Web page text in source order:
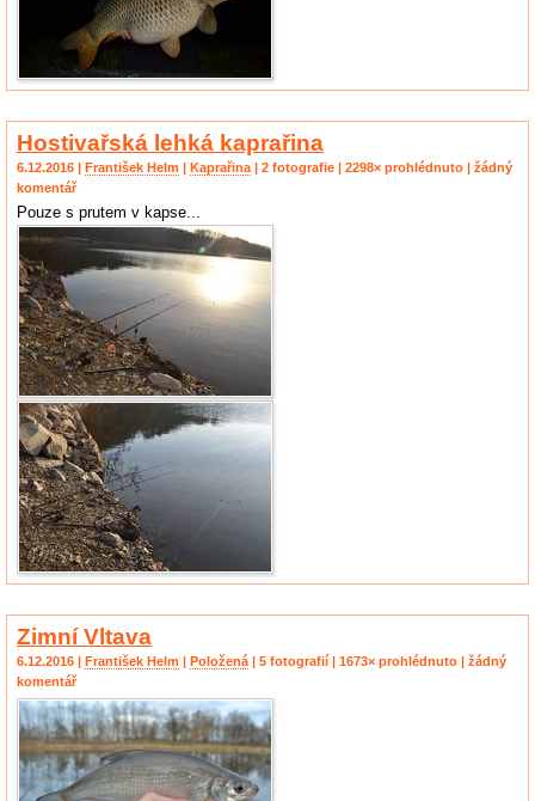
Hostivařská lehká kaprařina
6.12.2016 | František Helm | Kaprařina | 2 fotografie | 2298× prohlédnuto | žádný
komentář
Pouze s prutem v kapse...
Zimní Vltava
6.12.2016 | František Helm | Položená | 5 fotografií | 1673× prohlédnuto | žádný
komentář